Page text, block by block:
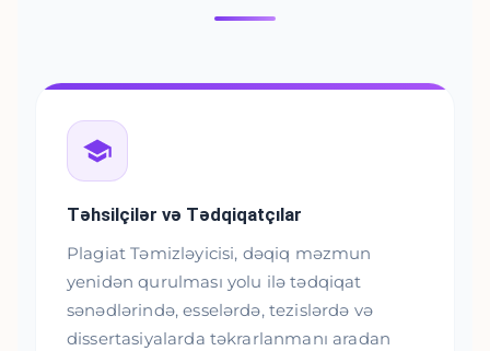
Təhsilçilər və Tədqiqatçılar
Plagiat Təmizləyicisi, dəqiq məzmun
yenidən qurulması yolu ilə tədqiqat
sənədlərində, esselərdə, tezislərdə və
dissertasiyalarda təkrarlanmanı aradan